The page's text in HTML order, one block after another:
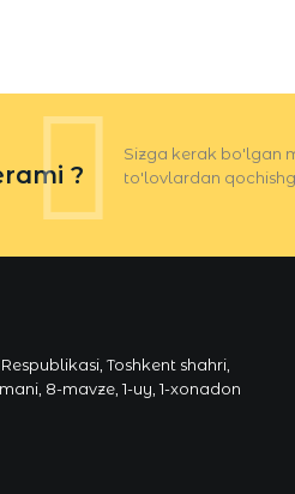
?
Sizga kerak bo'lgan
to'lovlardan
Toshkent shahri,
8-mavze, 1-uy, 1-xonadon